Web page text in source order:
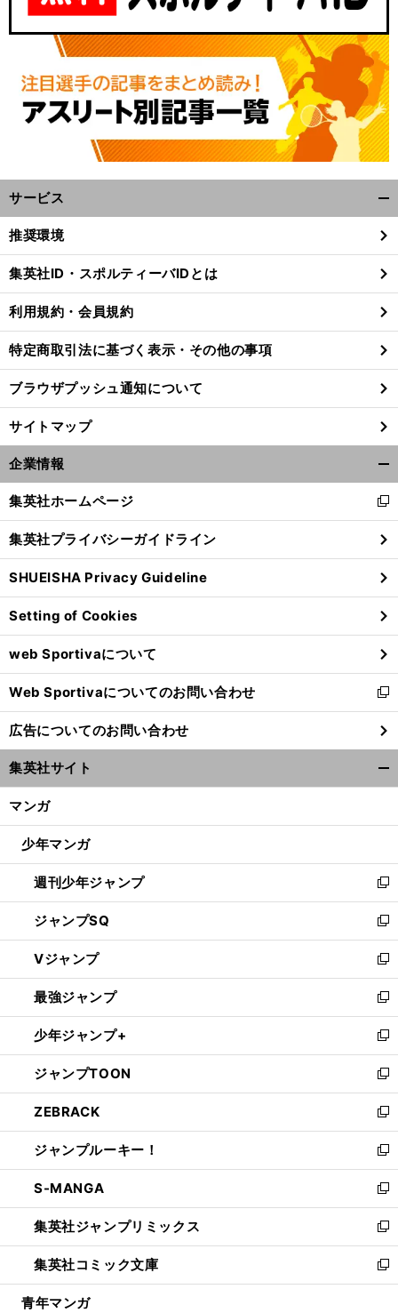
パ
リ五輪サッカーU－23日本代表メンバーを鈴木啓太が予想
！
「
O
A枠を使うなら２トップに
」
サービス
閉
る
推奨環境
集英社ID・スポルティーバIDとは
利用規約・会員規約
特定商取引法に基づく表示・その他の事項
ブラウザプッシュ通知について
サイトマップ
企業情報
閉
る
集英社ホームページ
新
し
い
ウ
ィ
ン
ド
ウ
で
開
く
集英社プライバシーガイドライン
SHUEISHA Privacy Guideline
Setting of Cookies
web Sportivaについて
Web Sportivaについてのお問い合わせ
新
し
い
ウ
ィ
ン
ウ
開
く
広告についてのお問い合わせ
集英社サイト
マンガ
少年マンガ
週刊少年ジャンプ
新
し
い
ウ
ィ
ン
ド
ウ
で
開
く
ジャンプSQ
新
し
い
ウ
ィ
ン
ド
ウ
で
開
く
Vジャンプ
新
し
い
ウ
ィ
ン
ド
ウ
で
開
く
最強ジャンプ
新
し
い
ウ
ィ
ン
ド
ウ
で
開
く
少年ジャンプ+
新
し
い
ウ
ィ
ン
ド
ウ
で
開
く
ジャンプTOON
新
し
い
ウ
ィ
ン
ド
ウ
で
開
く
ZEBRACK
新
し
い
ウ
ィ
ン
ド
ウ
で
開
ジャンプルーキー！
新
し
い
ウ
ィ
ン
ド
ウ
S-MANGA
新
し
い
ウ
ィ
ン
集英社ジャンプリミックス
新
し
い
ウ
集英社コミック文庫
新
し
青年マンガ